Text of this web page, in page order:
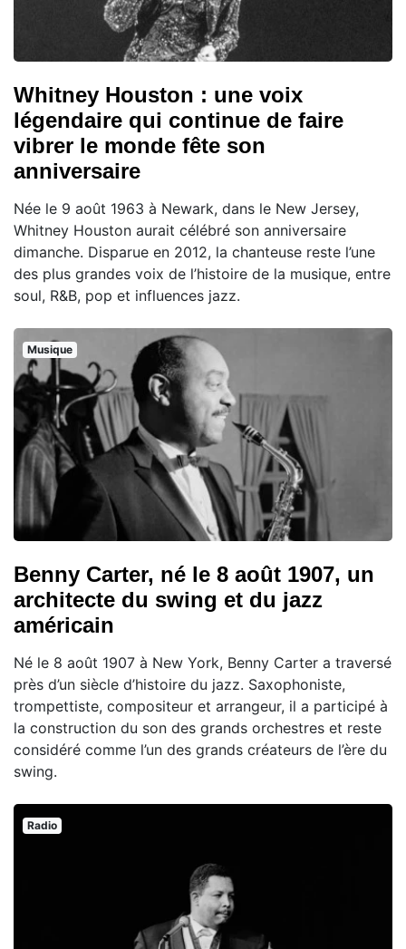
Whitney Houston : une voix
légendaire qui continue de faire
vibrer le monde fête son
anniversaire
Née le 9 août 1963 à Newark, dans le New Jersey,
Whitney Houston aurait célébré son anniversaire
dimanche. Disparue en 2012, la chanteuse reste l’une
des plus grandes voix de l’histoire de la musique, entre
soul, R&B, pop et influences jazz.
Musique
Benny Carter, né le 8 août 1907, un
architecte du swing et du jazz
américain
Né le 8 août 1907 à New York, Benny Carter a traversé
près d’un siècle d’histoire du jazz. Saxophoniste,
trompettiste, compositeur et arrangeur, il a participé à
la construction du son des grands orchestres et reste
considéré comme l’un des grands créateurs de l’ère du
swing.
Radio